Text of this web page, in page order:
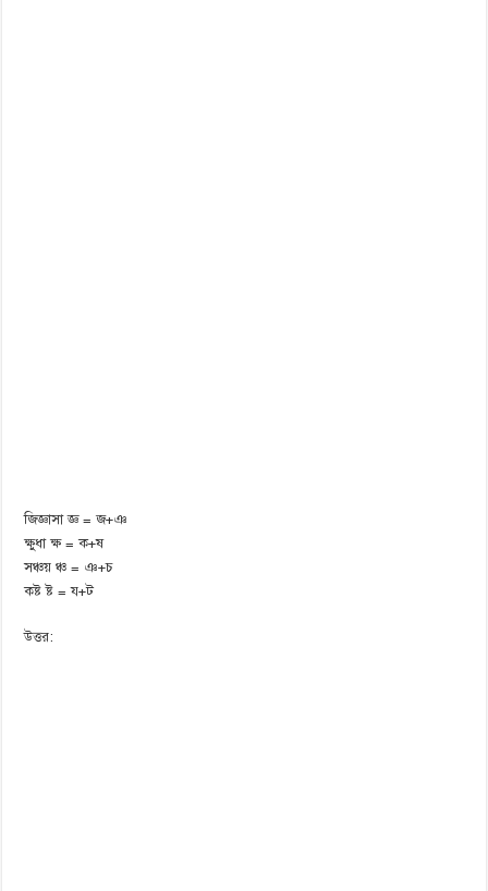
জিজ্ঞাসা জ্ঞ = জ+ঞ
ক্ষুধা ক্ষ = ক+ষ
সঞ্চয় ঞ্চ = ঞ+চ
কষ্ট ষ্ট = য+ট
উত্তর: